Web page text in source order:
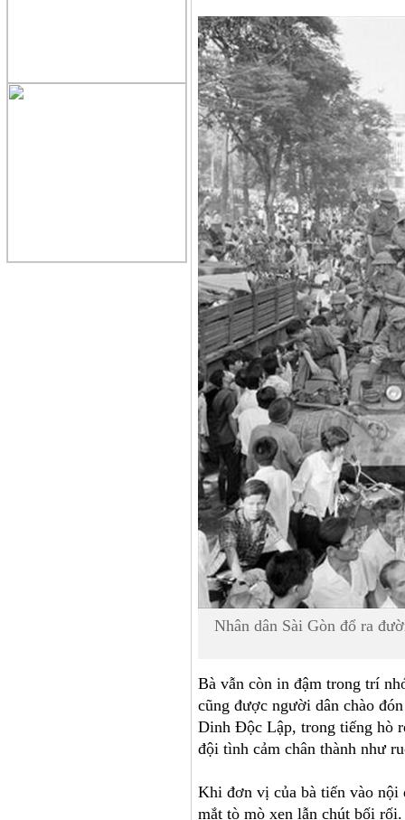
Nhân dân Sài Gòn đổ ra
Bà vẫn còn in đậm trong trí
cũng được người dân chào
Dinh Độc Lập, trong tiếng hò
đội tình cảm chân thành như
Khi đơn vị của bà tiến vào nội
mắt tò mò xen lẫn chút bối rối.